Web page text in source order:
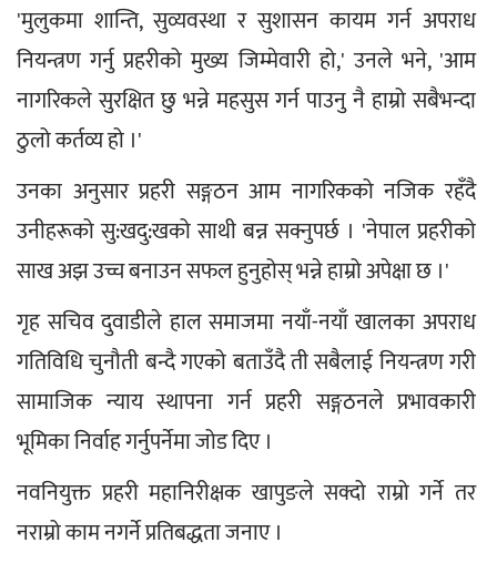
'मुलुकमा शान्ति, सुव्यवस्था र सुशासन कायम गर्न अपराध
नियन्त्रण गर्नु प्रहरीको मुख्य जिम्मेवारी हो,' उनले भने, 'आम
नागरिकले सुरक्षित छु भन्ने महसुस गर्न पाउनु नै हाम्रो सबैभन्दा
ठुलो कर्तव्य हो ।'
उनका अनुसार प्रहरी सङ्गठन आम नागरिकको नजिक रहँदै
उनीहरूको सु:खदु:खको साथी बन्न सक्नुपर्छ । 'नेपाल प्रहरीको
साख अझ उच्च बनाउन सफल हुनुहोस् भन्ने हाम्रो अपेक्षा छ ।'
गृह सचिव दुवाडीले हाल समाजमा नयाँ-नयाँ खालका अपराध
गतिविधि चुनौती बन्दै गएको बताउँदै ती सबैलाई नियन्त्रण गरी
सामाजिक न्याय स्थापना गर्न प्रहरी सङ्गठनले प्रभावकारी
भूमिका निर्वाह गर्नुपर्नेमा जोड दिए ।
नवनियुक्त प्रहरी महानिरीक्षक खापुङले सक्दो राम्रो गर्ने तर
नराम्रो काम नगर्ने प्रतिबद्धता जनाए ।